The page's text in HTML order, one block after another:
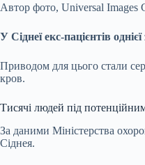
Автор фото, Universal Images
У Сіднеї екс-пацієнтів
Приводом для цього стали
кров.
Тисячі людей під
За даними Міністерства
Сіднея.